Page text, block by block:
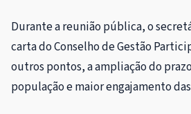
Durante a reunião pública, o
carta do Conselho de Gestão
outros pontos, a ampliação do
população e maior engajamento